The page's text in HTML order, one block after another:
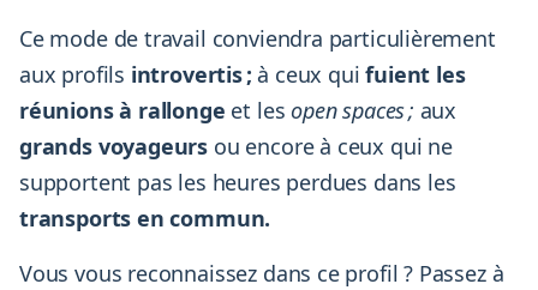
Ce mode de travail conviendra particulièrement
aux profils introvertis ; à ceux quifuient les
réunions à rallonge et les open spaces ; aux
grands voyageurs ou encore à ceux qui ne
supportent pas les heures perdues dans les
transports en commun.
Vous vous reconnaissez dans ce profil ? Passez à